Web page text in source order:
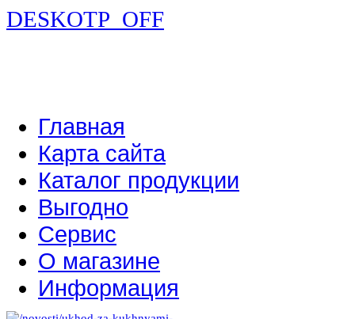
DESKOTP_OFF
Главная
Карта сайта
Каталог продукции
Выгодно
Сервис
О магазине
Информация